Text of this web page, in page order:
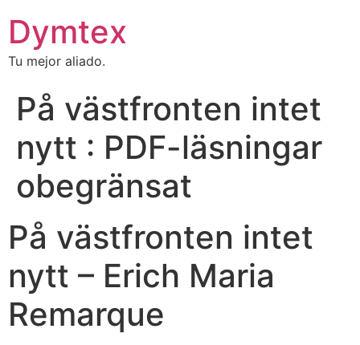
Dymtex
Tu mejor aliado.
På västfronten intet
nytt : PDF-läsningar
obegränsat
På västfronten intet
nytt – Erich Maria
Remarque